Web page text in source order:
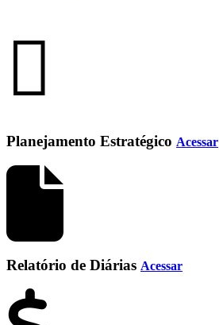
Planejamento Estratégico Acessar
Relatório de Diárias Acessar